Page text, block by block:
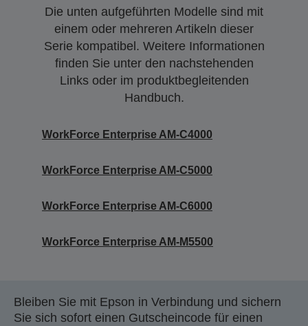
Die unten aufgeführten Modelle sind mit
einem oder mehreren Artikeln dieser
Serie kompatibel. Weitere Informationen
finden Sie unter den nachstehenden
Links oder im produktbegleitenden
Handbuch.
WorkForce Enterprise AM-C4000
WorkForce Enterprise AM-C5000
WorkForce Enterprise AM-C6000
WorkForce Enterprise AM-M5500
Bleiben Sie mit Epson in Verbindung und sichern
Sie sich sofort einen Gutscheincode für einen